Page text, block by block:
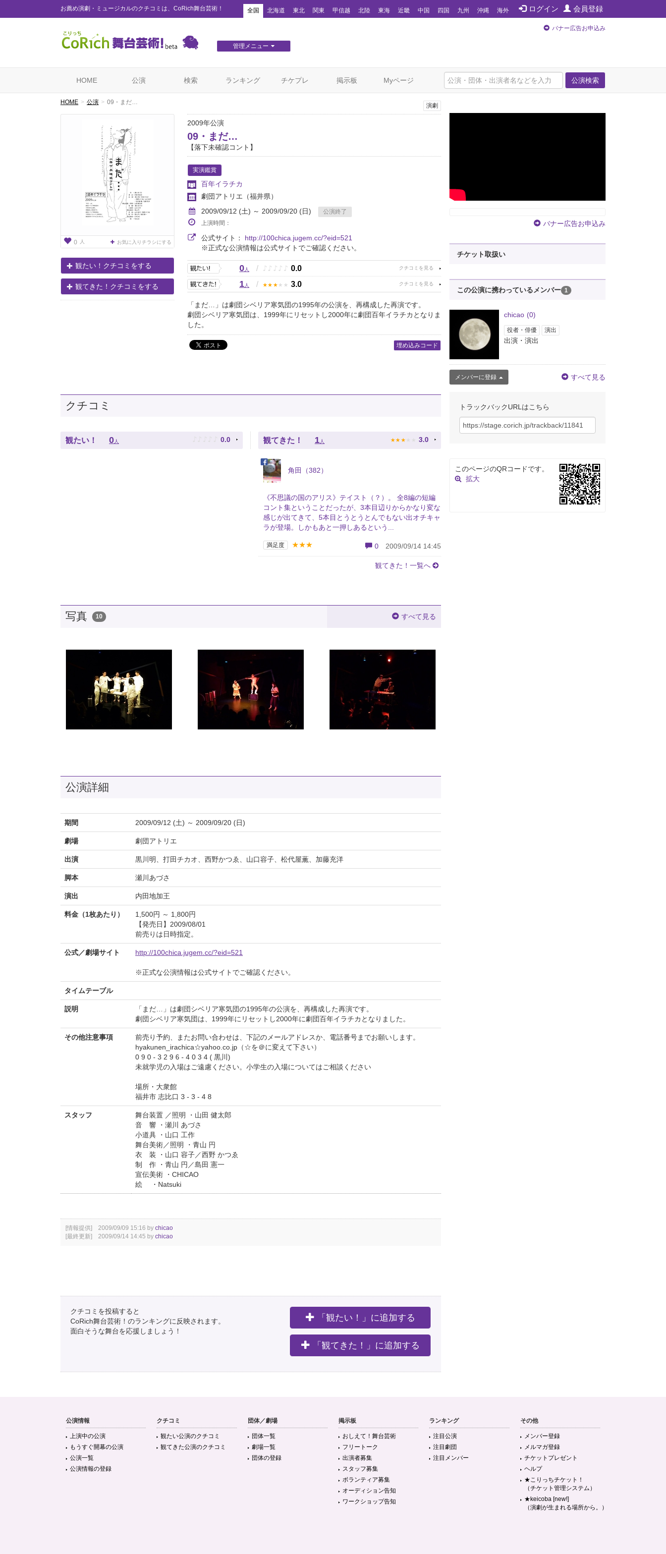
お薦め演劇・ミュージカルのクチコミは、CoRich舞台芸術！ ログイン 会員登録
全国 北海道 東北 関東 甲信越 北陸 東海 近畿 中国 四国 九州 沖縄 海外
管理メニュー
バナー広告お申込み
公演検索
HOME 公演 検索 ランキング チケプレ 掲示板 Myページ
HOME 公演 09・まだ…
0 人 お気に入りチラシにする
観たい！クチコミをする
観てきた！クチコミをする
演劇
2009年公演
09・まだ…
【落下未確認コント】
実演鑑賞
百年イラチカ
劇団アトリエ （福井県）
2009/09/12 (土) ～ 2009/09/20 (日)
公演終了
上演時間：
公式サイト： http://100chica.jugem.cc/?eid=521
※正式な公演情報は公式サイトでご確認ください。
0人 / ♪ ♪ ♪ ♪ ♪ 0.0
1人 / ★ ★ ★ ★ ★ 3.0
「まだ…」は劇団シベリア寒気団の1995年の公演を、再構成した再演です。
劇団シベリア寒気団は、1999年にリセットし2000年に劇団百年イラチカとなりま
した。
埋め込みコード
クチコミ
観たい！ 0 人 ♪ ♪ ♪ ♪ ♪ 0.0 観てきた！ 1 人 ★ ★ ★ ★ ★ 3.0
角田（382）
《不思議の国のアリス》テイスト（？）。 全8編の短編
コント集ということだったが、3本目辺りからかなり変な
感じが出てきて、5本目とうとうとんでもない出オチキャ
ラが登場。しかもあと一押しあるという...
満足度 ★★★ 0 2009/09/14 14:45
観てきた！一覧へ
写真 10 すべて見る
公演詳細
期間 2009/09/12 (土) ～ 2009/09/20 (日)
劇場 劇団アトリエ
出演 黒川明、打田チカオ、西野かつゑ、山口容子、松代屋薫、加藤充洋
脚本 瀬川あづさ
演出 内田地加王
料金（1枚あたり）
1,500円 ～ 1,800円
【発売日】2009/08/01
前売りは日時指定。
公式／劇場サイト http://100chica.jugem.cc/?eid=521
※正式な公演情報は公式サイトでご確認ください。
タイムテーブル
説明
「まだ…」は劇団シベリア寒気団の1995年の公演を、再構成した再演です。
劇団シベリア寒気団は、1999年にリセットし2000年に劇団百年イラチカとなりました。
その他注意事項
前売り予約、またお問い合わせは、下記のメールアドレスか、電話番号までお願いします。
hyakunen_irachica☆yahoo.co.jp（☆を＠に変えて下さい）
0 9 0 - 3 2 9 6 - 4 0 3 4 ( 黒川)
未就学児の入場はご遠慮ください。小学生の入場についてはご相談ください
場所・大衆館
福井市 志比口 3 - 3 - 4 8
スタッフ
舞台装置 ／照明 ・山田 健太郎
音 響 ・瀬川 あづさ
小道具 ・山口 工作
舞台美術／照明 ・青山 円
衣 装 ・山口 容子／西野 かつゑ
制 作 ・青山 円／島田 憲一
宣伝美術 ・CHICAO
絵 ・Natsuki
[情報提供] 2009/09/09 15:16 by chicao
[最終更新] 2009/09/14 14:45 by chicao
クチコミを投稿すると
CoRich舞台芸術！のランキングに反映されます。
面白そうな舞台を応援しましょう！
「観たい！」に追加する
「観てきた！」に追加する
バナー広告お申込み
チケット取扱い
この公演に携わっているメンバー 1
chicao (0)
役者・俳優 演出
出演・演出
メンバーに登録 すべて見る
トラックバックURLはこちら
このページのQRコードです。
拡大
公演情報
上演中の公演
もうすぐ開幕の公演
公演一覧
公演情報の登録
クチコミ
観たい公演のクチコミ
観てきた公演のクチコミ
団体／劇場
団体一覧
劇場一覧
団体の登録
掲示板
おしえて！舞台芸術
フリートーク
出演者募集
スタッフ募集
ボランティア募集
オーディション告知
ワークショップ告知
ランキング
注目公演
注目劇団
注目メンバー
その他
メンバー登録
メルマガ登録
チケットプレゼント
ヘルプ
★こりっちチケット！
（チケット管理システム）
★keicoba [new!]
（演劇が生まれる場所から。）